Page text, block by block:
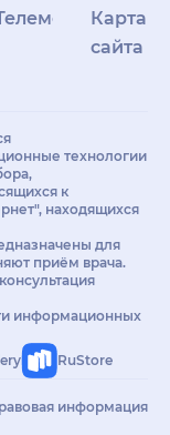
Карта
сайта
технологии
к
находящихся
для
приём врача.
информационных
RuStore
информация